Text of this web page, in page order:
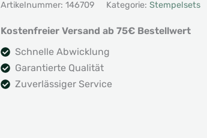
Season
Menge
Artikelnummer: 146709 Kategorie: Stempelsets
Kostenfreier Versand ab 75€ Bestellwert
Schnelle Abwicklung
Garantierte Qualität
Zuverlässiger Service